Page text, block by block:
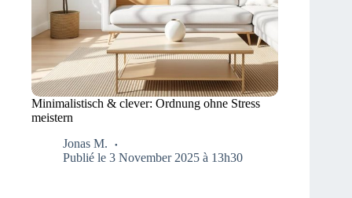
Minimalistisch & clever: Ordnung ohne Stress
meistern
Jonas M.
Publié le 3 November 2025 à 13h30